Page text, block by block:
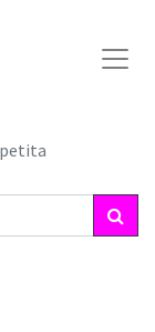
petita